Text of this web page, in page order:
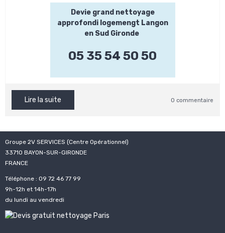
Devie grand nettoyage
approfondi logemengt Langon
en Sud Gironde
05 35 54 50 50
Lire la suite 0 commentaire
Groupe 2V SERVICES (Centre Opérationnel)
33710 BAYON-SUR-GIRONDE
FRANCE
Téléphone : 09 72 46 77 99
9h-12h et 14h-17h
du lundi au vendredi